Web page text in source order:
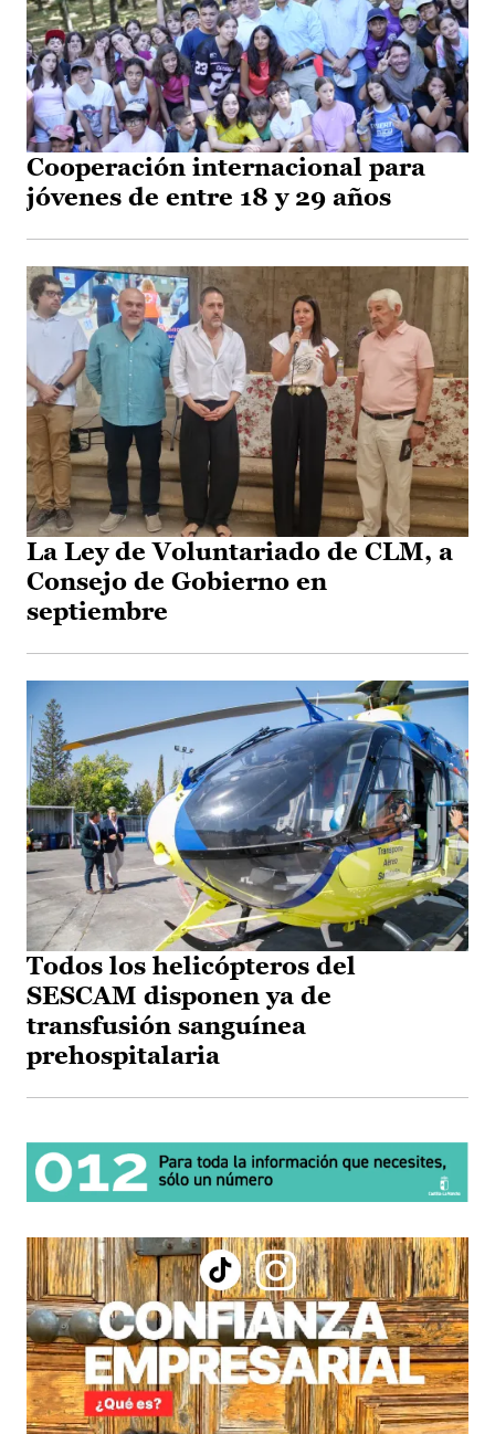
Cooperación internacional para
jóvenes de entre 18 y 29 años
La Ley de Voluntariado de CLM, a
Consejo de Gobierno en
septiembre
Todos los helicópteros del
SESCAM disponen ya de
transfusión sanguínea
prehospitalaria